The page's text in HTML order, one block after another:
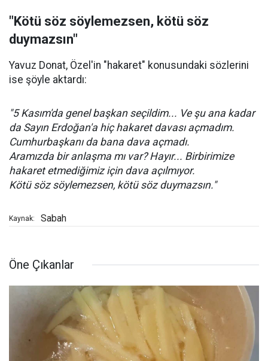
"Kötü söz söylemezsen, kötü söz
duymazsın"
Yavuz Donat, Özel'in "hakaret" konusundaki sözlerini
ise şöyle aktardı:
"5 Kasım'da genel başkan seçildim... Ve şu ana kadar
da Sayın Erdoğan'a hiç hakaret davası açmadım.
Cumhurbaşkanı da bana dava açmadı.
Aramızda bir anlaşma mı var? Hayır... Birbirimize
hakaret etmediğimiz için dava açılmıyor.
Kötü söz söylemezsen, kötü söz duymazsın."
Kaynak: Sabah
Öne Çıkanlar